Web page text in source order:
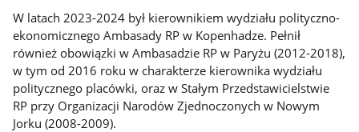
W latach 2023-2024 był kierownikiem wydziału polityczno-
ekonomicznego Ambasady RP w Kopenhadze. Pełnił
również obowiązki w Ambasadzie RP w Paryżu (2012-2018),
w tym od 2016 roku w charakterze kierownika wydziału
politycznego placówki, oraz w Stałym Przedstawicielstwie
RP przy Organizacji Narodów Zjednoczonych w Nowym
Jorku (2008-2009).